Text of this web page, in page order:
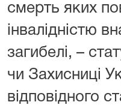
смерть яких
інвалідністю
загибелі, –
чи Захисниці
відповідного